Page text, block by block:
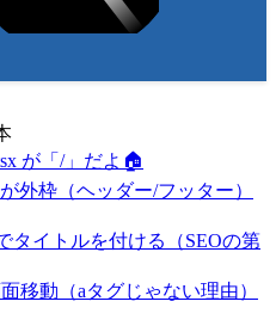
が「/」だよ🏠
外枠（ヘッダー/フッター）
タイトルを付ける（SEOの第
移動（aタグじゃない理由）